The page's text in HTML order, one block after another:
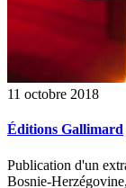
11 octobre 2018
Éditions Gallimard
Publication d'un
Bosnie-